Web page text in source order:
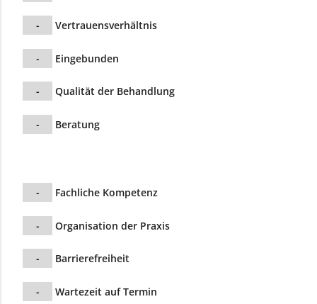
- Vertrauensverhältnis
- Eingebunden
- Qualität der Behandlung
- Beratung
- Fachliche Kompetenz
- Organisation der Praxis
- Barrierefreiheit
- Wartezeit auf Termin